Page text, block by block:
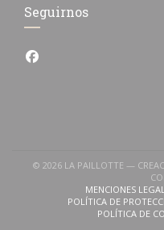
Seguirnos
Facebook ((abre en
© 2026 LA PAILLOTTE —
MENCIONES((ABRE
POLÍTICA DE
POLÍTICA DE